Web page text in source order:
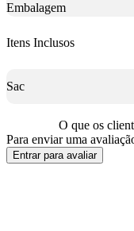
Embalagem
Itens Inclusos
Sac
O que os
Para enviar uma
Entrar para avaliar